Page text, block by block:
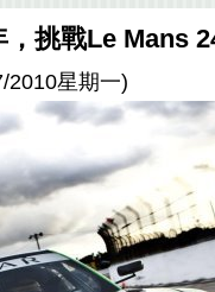
挑戰Le Mans
2010星期一)